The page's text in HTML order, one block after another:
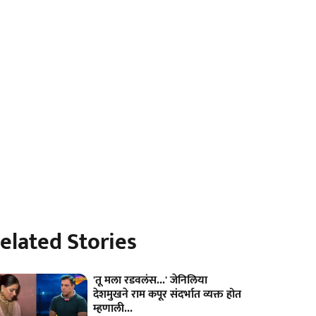
Stories
'तू मला रडवलंस...' जेनिलिया
देशमुखने राम कपूर संदर्भात व्यक्त होत
म्हणाली...